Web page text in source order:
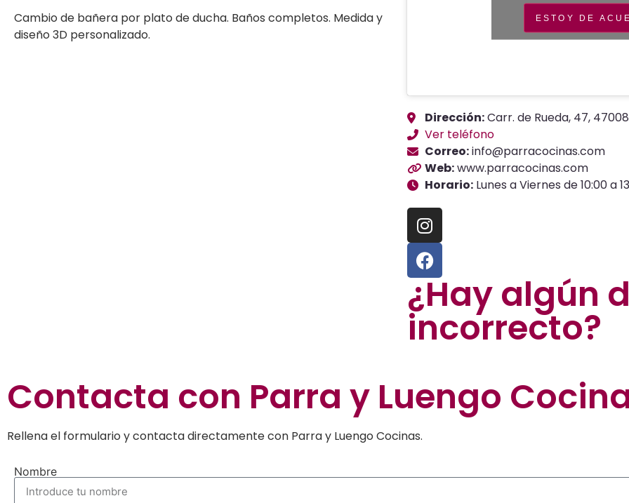
Cambio de bañera por plato de ducha. Baños completos. Medida y
diseño 3D personalizado.
ESTOY DE
Dirección:Carr. de Rueda, 47,
Ver teléfono
Correo:info@parracocinas.com
Web:www.parracocinas.com
Horario: Lunes a Viernes de 10:00 a
¿Hay algún
incorrecto?
Contacta con Parra y Luengo
Rellena el formulario y contacta directamente con Parra y Luengo Cocinas.
Nombre